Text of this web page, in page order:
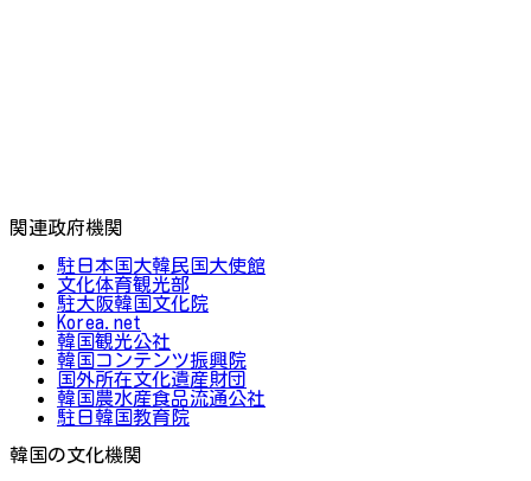
関連政府機関
駐日本国大韓民国大使館
文化体育観光部
駐大阪韓国文化院
Korea.net
韓国観光公社
韓国コンテンツ振興院
国外所在文化遺産財団
韓国農水産食品流通公社
駐日韓国教育院
韓国の文化機関